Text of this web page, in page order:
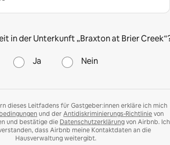
in der Unterkunft „Braxton at Brier
Ja Nein
dieses Leitfadens für Gastgeber:innen erkläre ich mich
und der Antidiskriminierungs-Richtlinievon
und bestätige die Datenschutzerklärungvon Airbnb. Ich
dass Airbnb meine Kontaktdaten an die
Hausverwaltung weitergibt.